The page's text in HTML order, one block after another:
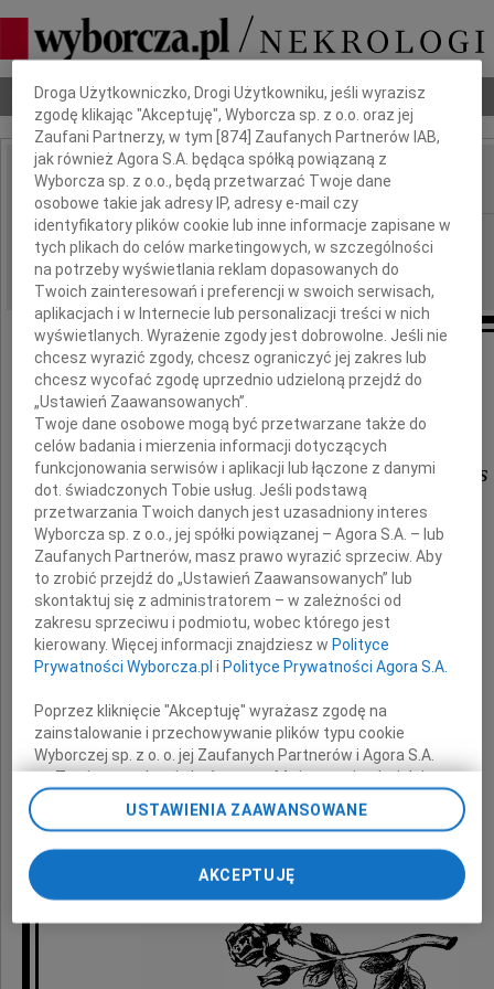
Nekrologi Odeszli Poradnik pogrzebowy
IMIĘ I NAZWISKO:
REGION: Warszawa
DATA EMISJI: 20.05.2026
Karolinie Łabowicz-Dymanus
wyrazy głębokiego współczucia
z powodu śmierci
Mamy
składają
Dyrekcja oraz koleżanki i koledzy
z Instytutu Sztuki PAN
Dbamy o Twoją prywatność
Droga Użytkowniczko, Drogi Użytkowniku, jeśli wyrazisz
zgodę klikając "Akceptuję", Wyborcza sp. z o.o. oraz jej
Zaufani Partnerzy, w tym [874 ] Zaufanych Partnerów IAB,
jak również Agora S.A. będąca spółką powiązaną z
Wyborcza sp. z o.o., będą przetwarzać Twoje dane
osobowe takie jak adresy IP, adresy e-mail czy
identyfikatory plików cookie lub inne informacje zapisane w
tych plikach do celów marketingowych, w szczególności
na potrzeby wyświetlania reklam dopasowanych do
Twoich zainteresowań i preferencji w swoich serwisach,
aplikacjach i w Internecie lub personalizacji treści w nich
wyświetlanych. Wyrażenie zgody jest dobrowolne. Jeśli nie
chcesz wyrazić zgody, chcesz ograniczyć jej zakres lub
chcesz wycofać zgodę uprzednio udzieloną przejdź do
„Ustawień Zaawansowanych”.
Twoje dane osobowe mogą być przetwarzane także do
celów badania i mierzenia informacji dotyczących
funkcjonowania serwisów i aplikacji lub łączone z danymi
dot. świadczonych Tobie usług. Jeśli podstawą
przetwarzania Twoich danych jest uzasadniony interes
Wyborcza sp. z o.o., jej spółki powiązanej – Agora S.A. – lub
Zaufanych Partnerów, masz prawo wyrazić sprzeciw. Aby
to zrobić przejdź do „Ustawień Zaawansowanych” lub
skontaktuj się z administratorem – w zależności od
zakresu sprzeciwu i podmiotu, wobec którego jest
kierowany. Więcej informacji znajdziesz w Polityce
Prywatności Wyborcza.pl i Polityce Prywatności Agora S.A.
Poprzez kliknięcie "Akceptuję" wyrażasz zgodę na
zainstalowanie i przechowywanie plików typu cookie
Wyborczej sp. z o. o. jej Zaufanych Partnerów i Agora S.A.
na Twoim urządzeniu końcowym. Możesz też w każdej
chwili zmienić swoje preferencje dot. plików cookie,
ponownie wywołując narzędzie do zarządzania Twoimi
odnośnik „Ustawienia prywatności” w stopce serwisu i
przechodząc do sekcji „Ustawienia zaawansowane”.
pomocą ustawień przeglądarki.
My, nasi Zaufani Partnerzy i Agora S.A. możemy
USTAWIENIA ZAAWANSOWANE
AKCEPTUJĘ